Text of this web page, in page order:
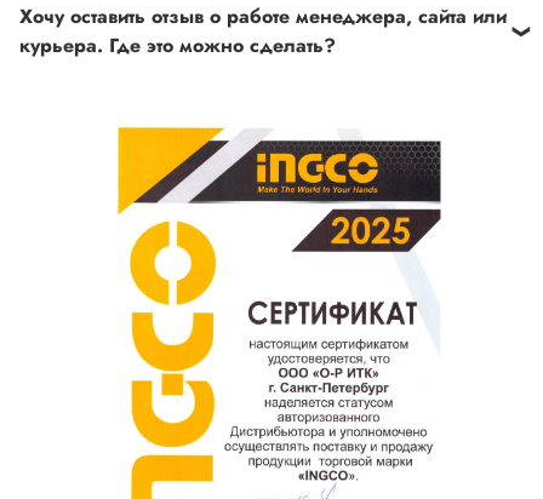
полей. Если поля заполнены корректно, то свяжитесь с
нами по телефону +7 (812) 565-32-05;
Хочу оставить отзыв о работе менеджера, сайта или
Ваш отзыв о товаре, магазине или работе продавца
поможет нам улучшать сервис и будет полезен другим
Оставить отзыв о покупке